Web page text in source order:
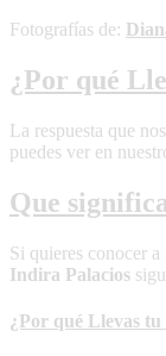
Fotografías de:
¿Por qué
La respuesta que
puedes ver en
Que
Si quieres conocer a
Indira Palacios
¿Por qué Llevas